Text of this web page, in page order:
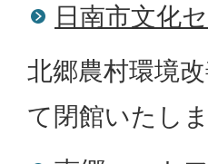
日南市文化
北郷農村環境
て閉館いたしま